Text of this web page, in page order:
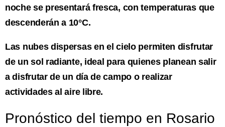
noche se presentará fresca, con temperaturas que
descenderán a 10°C.
Las nubes dispersas en el cielo permiten disfrutar
de un sol radiante, ideal para quienes planean salir
a disfrutar de un día de campo o realizar
actividades al aire libre.
Pronóstico del tiempo en Rosario